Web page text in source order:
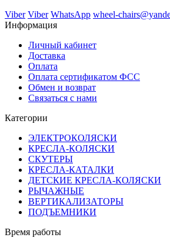
Viber Viber WhatsApp wheel-
Информация
Личный кабинет
Доставка
Оплата
Оплата сертификатом ФСС
Обмен и возврат
Связаться с нами
Категории
ЭЛЕКТРОКОЛЯСКИ
КРЕСЛА-КОЛЯСКИ
СКУТЕРЫ
КРЕСЛА-КАТАЛКИ
ДЕТСКИЕ КРЕСЛА-КОЛЯСКИ
РЫЧАЖНЫЕ
ВЕРТИКАЛИЗАТОРЫ
ПОДЪЕМНИКИ
Время работы